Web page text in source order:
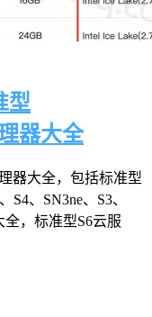
型
器大全
器大全，包括标准型
S4、SN3ne、S3、
全，标准型S6云服